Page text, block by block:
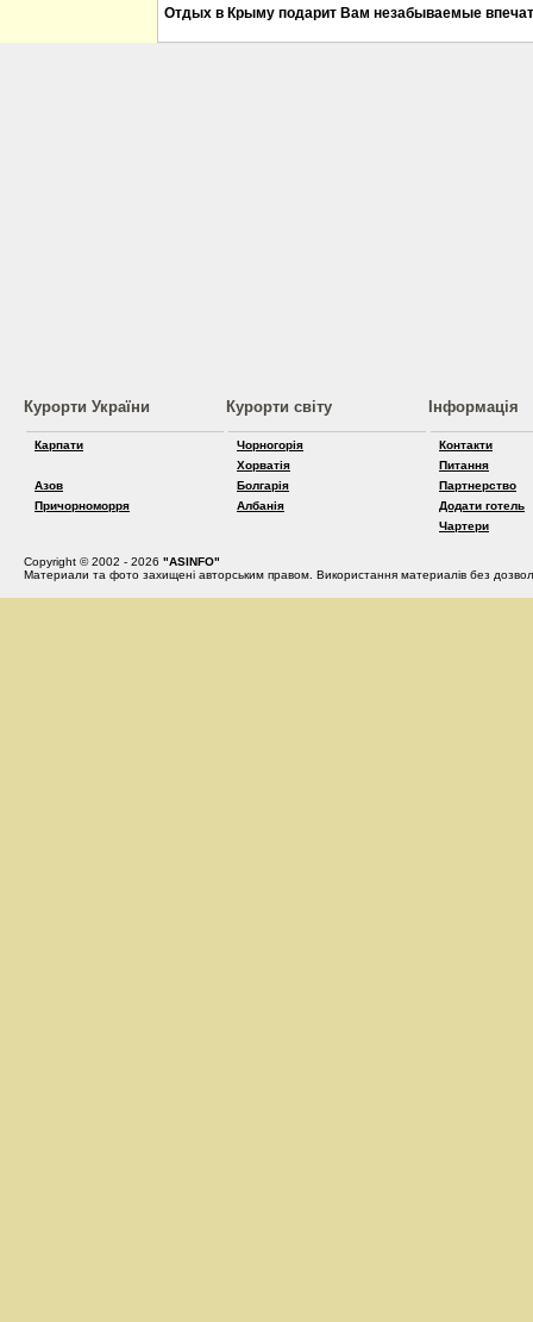
Отдых в Крыму подарит Вам незабываемые
Курорти України
Карпати
Азов
Причорноморря
Курорти світу
Чорногорія
Хорватія
Болгарія
Албанія
Інформація
Контакти
Питання
Партнерство
Додати готель
Чартери
Copyright © 2002 - 2026 "ASINFO"
Материали та фото захищені авторським правом. Використання материалів без